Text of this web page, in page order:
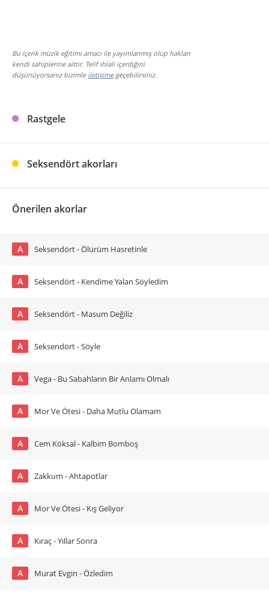
Bu içerik müzik eğitimi amacı ile yayımlanmış olup hakları
kendi sahiplerine aittir. Telif ihlali içerdiğini
düşünüyorsanız bizimle iletişimegeçebilirsiniz.
Rastgele
Seksendört akorları
Önerilen akorlar
A Seksendört - Ölürüm Hasretinle
A Seksendört - Kendime Yalan Söyledim
A Seksendört - Masum Değiliz
A Seksendört - Söyle
A Vega - Bu Sabahların Bir Anlamı Olmalı
A Mor Ve Ötesi - Daha Mutlu Olamam
A Cem Köksal - Kalbim Bomboş
A Zakkum - Ahtapotlar
A Mor Ve Ötesi - Kış Geliyor
A Kıraç - Yıllar Sonra
A Murat Evgin - Özledim